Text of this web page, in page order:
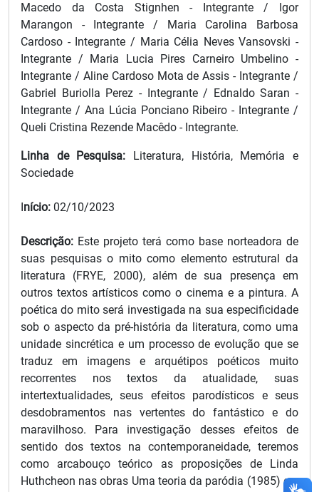
Macedo da Costa Stignhen - Integrante / Igor
Marangon - Integrante / Maria Carolina Barbosa
Cardoso - Integrante / Maria Célia Neves Vansovski -
Integrante / Maria Lucia Pires Carneiro Umbelino -
Integrante / Aline Cardoso Mota de Assis - Integrante /
Gabriel Buriolla Perez - Integrante / Ednaldo Saran -
Integrante / Ana Lúcia Ponciano Ribeiro - Integrante /
Queli Cristina Rezende Macêdo - Integrante.
Linha de Pesquisa: Literatura, História, Memória e
Sociedade
Início: 02/10/2023
Descrição: Este projeto terá como base norteadora de
suas pesquisas o mito como elemento estrutural da
literatura (FRYE, 2000), além de sua presença em
outros textos artísticos como o cinema e a pintura. A
poética do mito será investigada na sua especificidade
sob o aspecto da pré-história da literatura, como uma
unidade sincrética e um processo de evolução que se
traduz em imagens e arquétipos poéticos muito
recorrentes nos textos da atualidade, suas
intertextualidades, seus efeitos parodísticos e seus
desdobramentos nas vertentes do fantástico e do
maravilhoso. Para investigação desses efeitos de
sentido dos textos na contemporaneidade, teremos
como arcabouço teórico as proposições de Linda
Huthcheon nas obras Uma teoria da paródia (1985) e a